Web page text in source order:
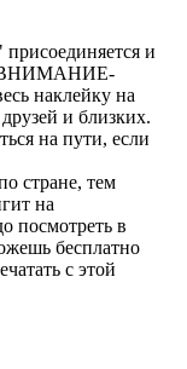
и
"ВНИМАНИЕ-
наклейку на
и близких.
на пути, если
стране, тем
на
посмотреть в
бесплатно
с этой